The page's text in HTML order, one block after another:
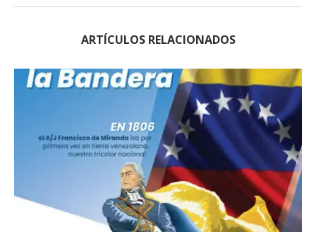
ARTÍCULOS RELACIONADOS